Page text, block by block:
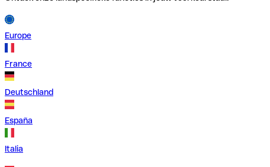
Europe
France
Deutschland
España
Italia